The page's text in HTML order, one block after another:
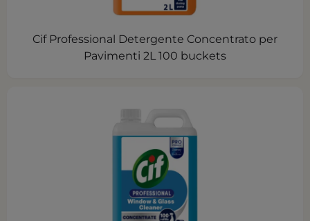
Cif Professional Detergente Concentrato per
Pavimenti 2L 100 buckets